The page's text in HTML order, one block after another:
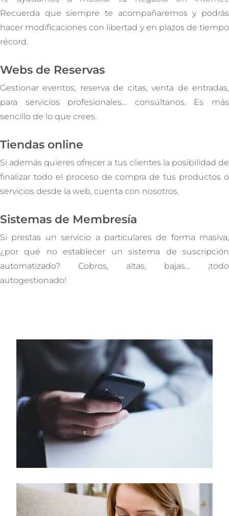
Recuerda que siempre te acompañaremos y podrás
hacer modificaciones con libertad y en plazos de tiempo
récord.
Webs de Reservas
Gestionar eventos, reserva de citas, venta de entradas,
para servicios profesionales… consúltanos. Es más
sencillo de lo que crees.
Tiendas online
Si además quieres ofrecer a tus clientes la posibilidad de
finalizar todo el proceso de compra de tus productos o
servicios desde la web, cuenta con nosotros.
Sistemas de Membresía
Si prestas un servicio a particulares de forma masiva,
¿por qué no establecer un sistema de suscripción
automatizado? Cobros, altas, bajas… ¡todo
autogestionado!